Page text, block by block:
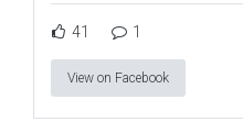
41 1
View on Facebook